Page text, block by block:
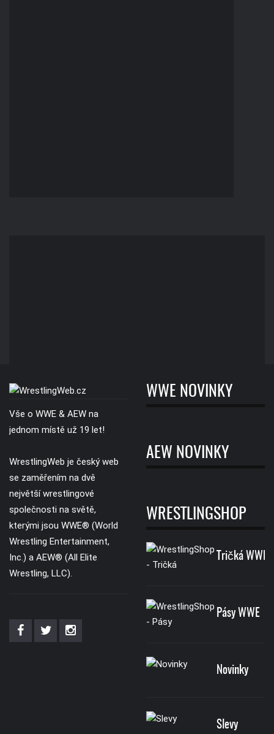
Vše o WWE & AEW na
jednom místě už 19 let!
WrestlingWeb je český web
se zaměřením na dvě
největší wrestlingové
společnosti na světě,
kterými jsou WWE® (World
Wrestling Entertainment,
Inc.) a AEW® (All Elite
Wrestling, LLC).
WWE NOVINKY
AEW NOVINKY
WRESTLINGSHOP
Tričká WWE
Pásy WWE
Novinky
Slevy